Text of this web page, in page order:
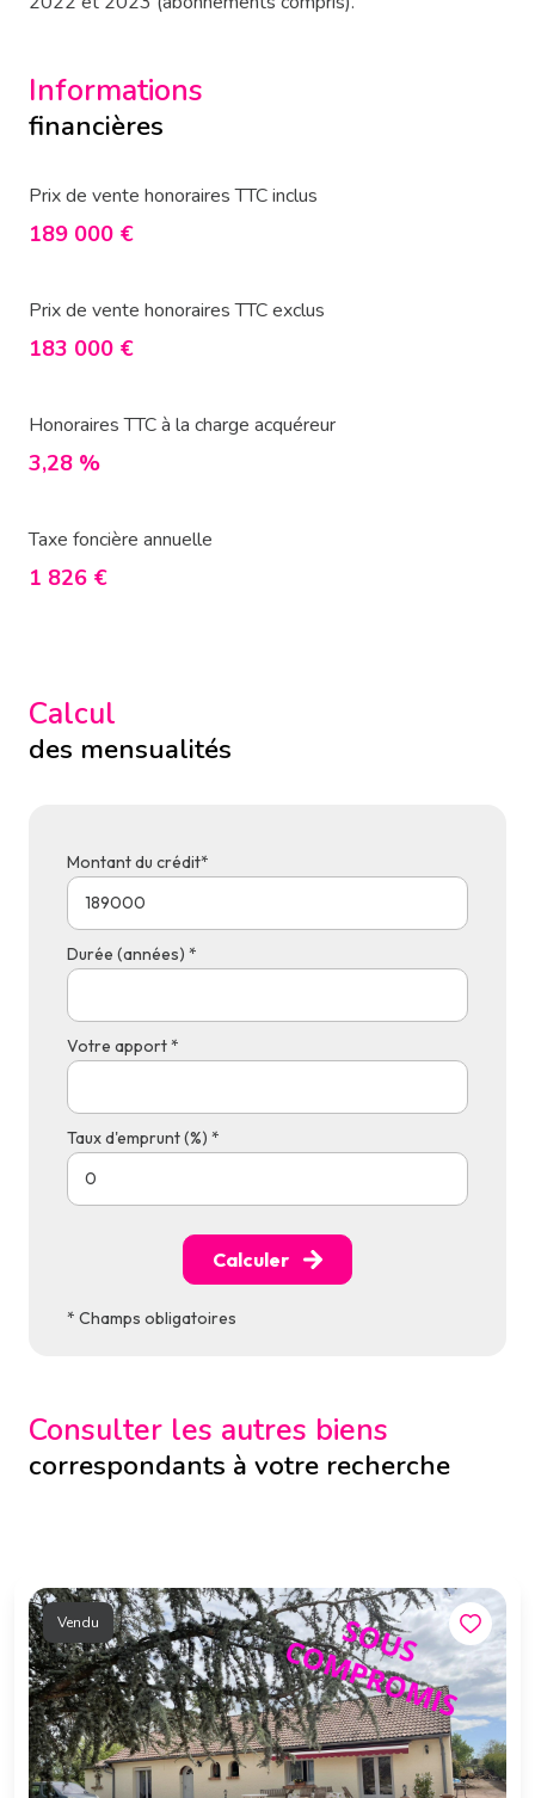
Informations
financières
Prix de vente honoraires TTC inclus
189 000 €
Prix de vente honoraires TTC exclus
183 000 €
Honoraires TTC à la charge acquéreur
3,28 %
Taxe foncière annuelle
1 826 €
Calcul
des mensualités
Montant du crédit*
Durée (années) *
Votre apport *
Taux d'emprunt (%) *
Calculer
* Champs obligatoires
Consulter les autres biens
correspondants à votre recherche
Vendu